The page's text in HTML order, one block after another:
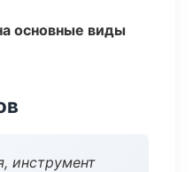
основные виды
инструмент